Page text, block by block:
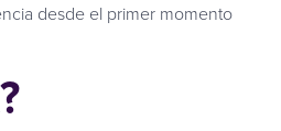
desde el primer momento